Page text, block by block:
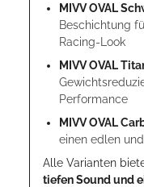
MIVV OVAL
Beschichtung
Racing-Look
MIVV OVAL
Performance
MIVV OVAL
einen edlen
Alle Varianten
tiefen Sound und